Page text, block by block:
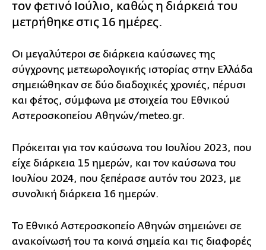
τον φετινό Ιούλιο, καθώς η διάρκειά του
μετρήθηκε στις 16 ημέρες.
Οι μεγαλύτεροι σε διάρκεια καύσωνες της
σύγχρονης μετεωρολογικής ιστορίας στην Ελλάδα
σημειώθηκαν σε δύο διαδοχικές χρονιές, πέρυσι
και φέτος, σύμφωνα με στοιχεία του Εθνικού
Αστεροσκοπείου Αθηνών/meteo.gr.
Πρόκειται για τον καύσωνα του Ιουλίου 2023, που
είχε διάρκεια 15 ημερών, και τον καύσωνα του
Ιουλίου 2024, που ξεπέρασε αυτόν του 2023, με
συνολική διάρκεια 16 ημερών.
Το Εθνικό Αστεροσκοπείο Αθηνών σημειώνει σε
ανακοίνωσή του τα κοινά σημεία και τις διαφορές